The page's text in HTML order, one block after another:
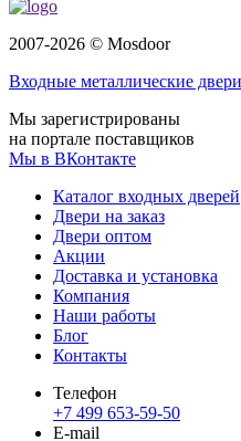
2007-2026 © Mosdoor
Входные металлические двери
Мы зарегистрированы
на портале поставщиков
Мы в ВКонтакте
Каталог входных дверей
Двери на заказ
Двери оптом
Акции
Доставка и установка
Компания
Наши работы
Блог
Контакты
Телефон
+7 499 653-59-50
E-mail